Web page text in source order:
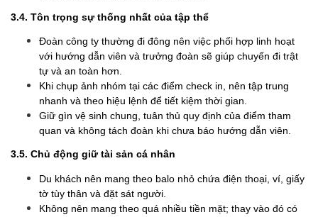
3.4. Tôn trọng sự thống nhất của tập thể
Đoàn công ty thường đi đông nên việc phối hợp linh hoạt
với hướng dẫn viên và trưởng đoàn sẽ giúp chuyến đi trật
tự và an toàn hơn.
Khi chụp ảnh nhóm tại các điểm check in, nên tập trung
nhanh và theo hiệu lệnh để tiết kiệm thời gian.
Giữ gìn vệ sinh chung, tuân thủ quy định của điểm tham
quan và không tách đoàn khi chưa báo hướng dẫn viên.
3.5. Chủ động giữ tài sản cá nhân
Du khách nên mang theo balo nhỏ chứa điện thoại, ví, giấy
tờ tùy thân và đặt sát người.
Không nên mang theo quá nhiều tiền mặt; thay vào đó có